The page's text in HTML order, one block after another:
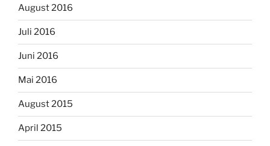
August 2016
Juli 2016
Juni 2016
Mai 2016
August 2015
April 2015